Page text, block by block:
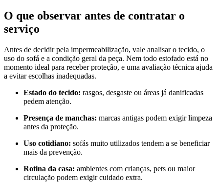
O que observar antes de contratar o
serviço
Antes de decidir pela impermeabilização, vale analisar o tecido, o
uso do sofá e a condição geral da peça. Nem todo estofado está no
momento ideal para receber proteção, e uma avaliação técnica ajuda
a evitar escolhas inadequadas.
Estado do tecido: rasgos, desgaste ou áreas já danificadas
pedem atenção.
Presença de manchas: marcas antigas podem exigir limpeza
antes da proteção.
Uso cotidiano: sofás muito utilizados tendem a se beneficiar
mais da prevenção.
Rotina da casa: ambientes com crianças, pets ou maior
circulação podem exigir cuidado extra.